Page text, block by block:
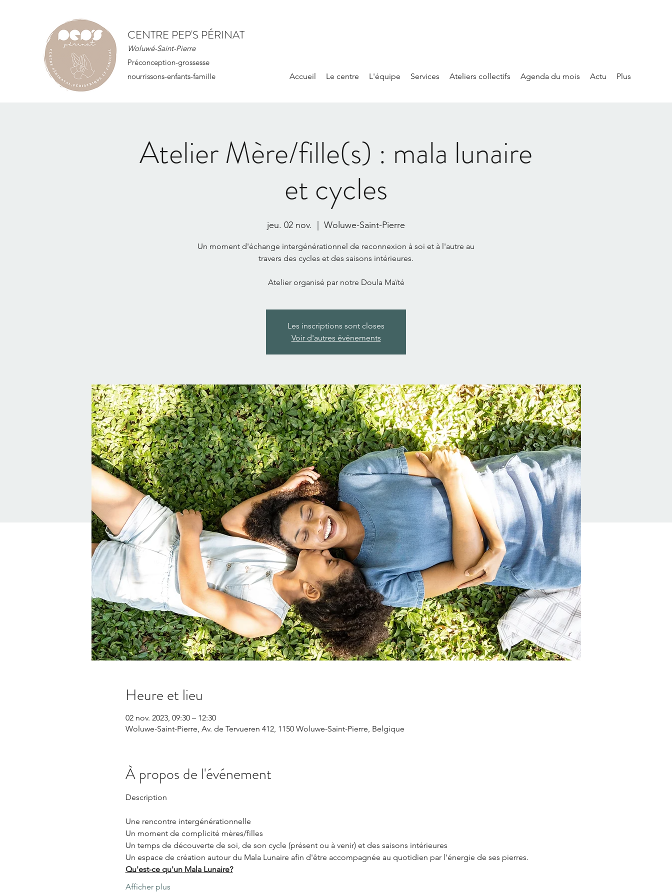
CENTRE PEP'S PÉRINAT
Woluwé-Saint-Pierre
Préconception-grossesse
nourrissons-enfants-famille
Accueil Le centre L'équipe Services Ateliers collectifs Agenda du mois Actu Plus
Atelier Mère/fille(s) : mala lunaire
et cycles
jeu. 02 nov. Woluwe-Saint-Pierre
Un moment d'échange intergénérationnel de reconnexion à soi et à l'autre au
travers des cycles et des saisons intérieures.
Atelier organisé par notre Doula Maïté
Les inscriptions sont closes
Voir d'autres événements
Heure et lieu
02 nov. 2023, 09:30 – 12:30
Woluwe-Saint-Pierre, Av. de Tervueren 412, 1150 Woluwe-Saint-Pierre, Belgique
À propos de l'événement
Une rencontre intergénérationnelle
Un moment de complicité mères/filles
Un temps de découverte de soi, de son cycle (présent ou à venir) et des saisons intérieures
Un espace de création autour du Mala Lunaire afin d'être accompagnée au quotidien par l'énergie de ses pierres.
Qu'est-ce qu'un Mala Lunaire?
Afficher plus